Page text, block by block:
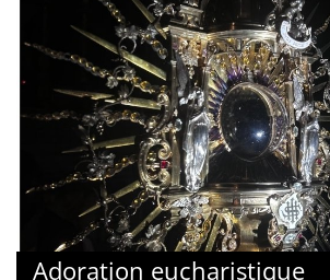
Adoration eucharistique